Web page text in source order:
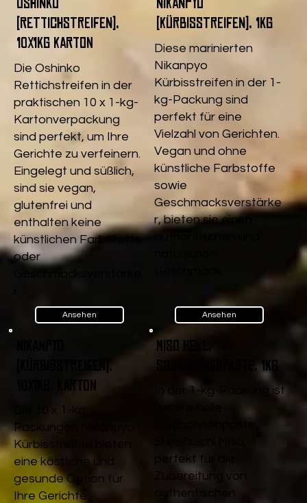
(Rettichstreifen),
10x1kg Karton
Die Oshinko
Rettichstreifen in der
praktischen 10 x 1-kg-
Kartonverpackung
sind perfekt, um Ihre
Gerichte zu verfeinern.
Eingelegt und süßlich,
sind sie vegan,
glutenfrei und
enthalten keine
künstlichen Farbstoffe
oder
Ansehen
(Kürbisstreifen), 1kg
Diese marinierten
Nikanpyo
Kürbisstreifen in der 1-
kg-Packung sind
perfekt für eine
Vielzahl von Gerichten.
Vegan und ohne
künstliche Farbstoffe
sowie
Geschmacksverstärke
r, bieten sie einen
Ansehen
(Kürbisstreifen),
10x1kg, Karton
Die 10 x 1-kg
Packungen Nikanpyo
Kürbisstreifen bieten
eine köstliche und
gesunde Option für
Ihre Gerichte.
Miso Hell,
Sojabohnenpaste, 1kg
In der 1-kg-Packung ist
perfekt für die
Zubereitung von
authentischen